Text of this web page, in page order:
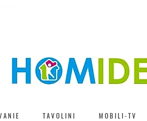
A N I E T A V O L I N I M O B I L I - T V